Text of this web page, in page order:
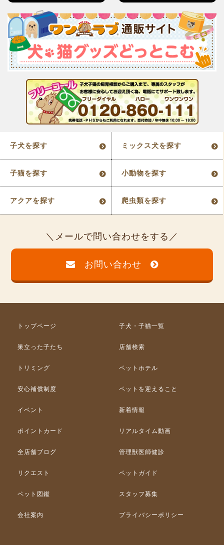
子犬を探す ミックス犬を探す
子猫を探す 小動物を探す
アクアを探す 爬虫類を探す
メールで問い合わせをする
お問い合わせ
トップページ 子犬・子猫一覧
巣立った子たち 店舗検索
トリミング ペットホテル
安心補償制度 ペットを迎えること
イベント 新着情報
ポイントカード リアルタイム動画
全店舗ブログ 管理獣医師健診
リクエスト ペットガイド
ペット図鑑 スタッフ募集
会社案内 プライバシーポリシー